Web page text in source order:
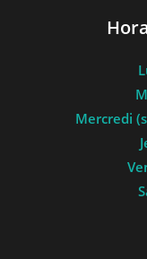
Mercredi